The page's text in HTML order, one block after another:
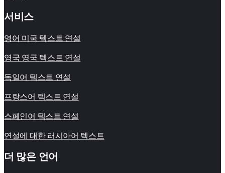
서비스
영어 미국 텍스트 연설
영국 영국 텍스트 연설
독일어 텍스트 연설
프랑스어 텍스트 연설
스페인어 텍스트 연설
연설에 대한 러시아어 텍스트
더 많은 언어